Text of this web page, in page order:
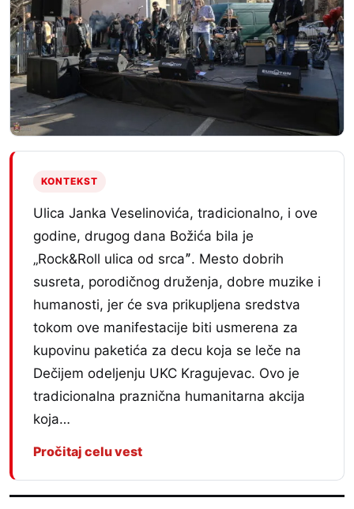
KONTEKST
Ulica Janka Veselinovića, tradicionalno, i ove
godine, drugog dana Božića bila je
„Rock&Roll ulica od srcaˮ. Mesto dobrih
susreta, porodičnog druženja, dobre muzike i
humanosti, jer će sva prikupljena sredstva
tokom ove manifestacije biti usmerena za
kupovinu paketića za decu koja se leče na
Dečijem odeljenju UKC Kragujevac. Ovo je
tradicionalna praznična humanitarna akcija
koja…
Pročitaj celu vest